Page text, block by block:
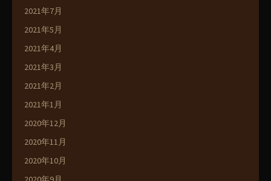
2021年7月
2021年5月
2021年4月
2021年3月
2021年2月
2021年1月
2020年12月
2020年11月
2020年10月